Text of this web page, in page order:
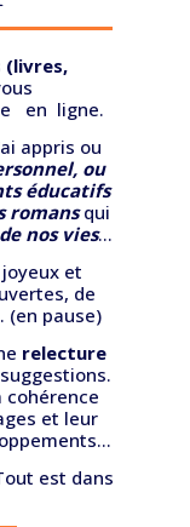
(livres,
en ligne.
appris ou
ou
éducatifs
romansqui
nos vies...
et
de
(en pause)
relecture
et leur
est dans